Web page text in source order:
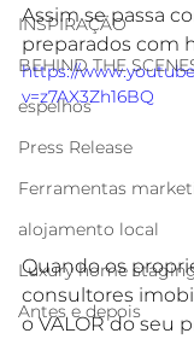
INSPIRAÇÃO
BEHIND THE
espelhos
Press Release
Ferramentas
alojamento local
Luxury home
Antes e depois
Assim se passa
preparados com
https://
v=z7AX3Zh16BQ
Quando os
consultores
o VALOR do seu